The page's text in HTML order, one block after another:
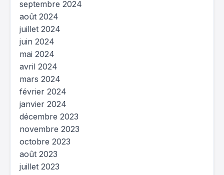
septembre 2024
août 2024
juillet 2024
juin 2024
mai 2024
avril 2024
mars 2024
février 2024
janvier 2024
décembre 2023
novembre 2023
octobre 2023
août 2023
juillet 2023